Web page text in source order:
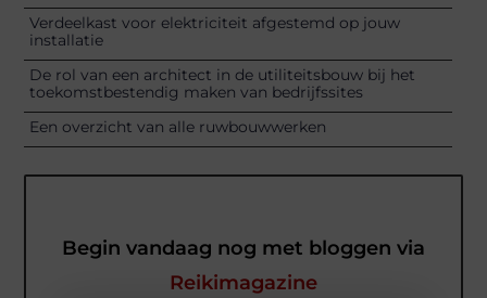
Verdeelkast voor elektriciteit afgestemd op jouw
installatie
De rol van een architect in de utiliteitsbouw bij het
toekomstbestendig maken van bedrijfssites
Een overzicht van alle ruwbouwwerken
Begin vandaag nog met bloggen via
Reikimagazine